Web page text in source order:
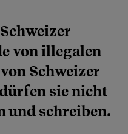
von illegalen
Schweizer
sie nicht
und schreiben.